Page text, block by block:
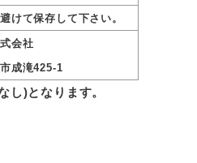
けて保存して下さい。
会社
成滝425-1
し)となります。